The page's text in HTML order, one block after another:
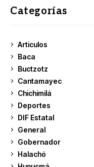
Categorías
Articulos
Baca
Buctzotz
Cantamayec
Chichimilá
Deportes
DIF Estatal
General
Gobernador
Halachó